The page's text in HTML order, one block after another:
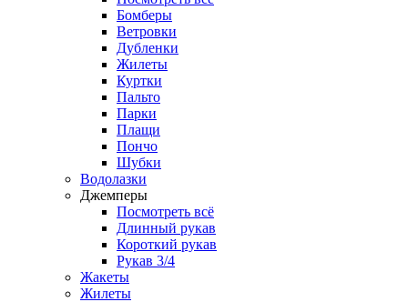
Бомберы
Ветровки
Дубленки
Жилеты
Куртки
Пальто
Парки
Плащи
Пончо
Шубки
Водолазки
Джемперы
Посмотреть всё
Длинный рукав
Короткий рукав
Рукав 3/4
Жакеты
Жилеты